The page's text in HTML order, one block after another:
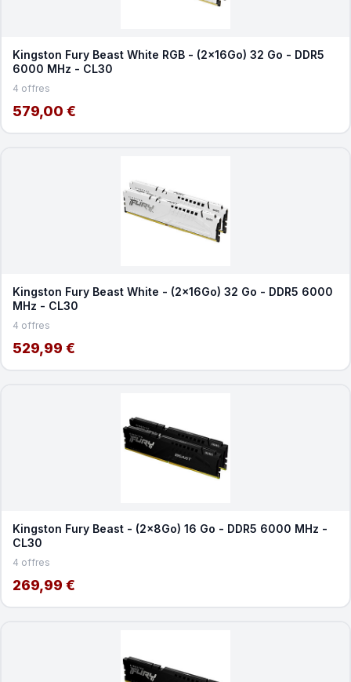
Kingston Fury Beast White RGB - (2x16Go) 32 Go - DDR5
6000 MHz - CL30
4 offres
579,00 €
Kingston Fury Beast White - (2x16Go) 32 Go - DDR5 6000
MHz - CL30
4 offres
529,99 €
Kingston Fury Beast - (2x8Go) 16 Go - DDR5 6000 MHz -
CL30
4 offres
269,99 €